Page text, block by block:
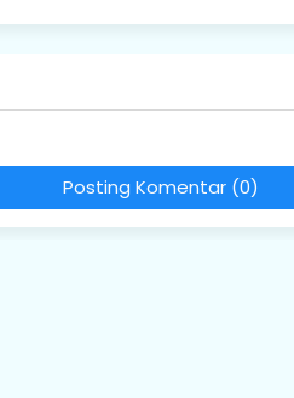
Posting Komentar (0)